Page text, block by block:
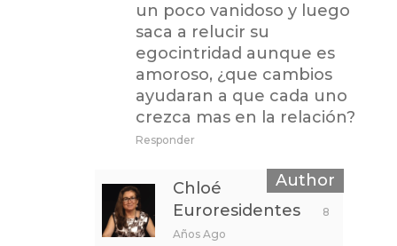
un poco vanidoso y luego
saca a relucir su
egocintridad aunque es
amoroso, ¿que cambios
ayudaran a que cada uno
crezca mas en la relación?
Responder
Chloé
Euroresidentes
8
Años Ago